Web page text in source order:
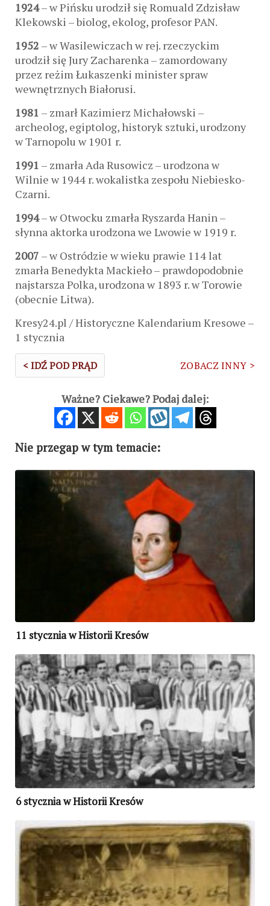
1924– w Pińsku urodził się Romuald Zdzisław
Klekowski – biolog, ekolog, profesor PAN.
1952 – w Wasilewiczach w rej. rzeczyckim
urodził się Jury Zacharenka – zamordowany
przez reżim Łukaszenki minister spraw
wewnętrznych Białorusi.
1981 – zmarł Kazimierz Michałowski –
archeolog, egiptolog, historyk sztuki, urodzony
w Tarnopolu w 1901 r.
1991 – zmarła Ada Rusowicz – urodzona w
Wilnie w 1944 r. wokalistka zespołu Niebiesko-
Czarni.
1994– w Otwocku zmarła Ryszarda Hanin –
słynna aktorka urodzona we Lwowie w 1919 r.
2007 – w Ostródzie w wieku prawie 114 lat
zmarła Benedykta Mackieło – prawdopodobnie
najstarsza Polka, urodzona w 1893 r. w Torowie
(obecnie Litwa).
Kresy24.pl / Historyczne Kalendarium Kresowe –
1 stycznia
< IDŹ POD PRĄD ZOBACZ INNY >
Ważne? Ciekawe? Podaj dalej:
Nie przegap w tym temacie:
11 stycznia w Historii Kresów
6 stycznia w Historii Kresów